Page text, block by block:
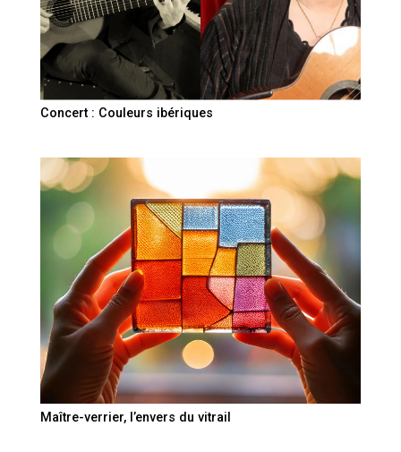
Concert : Couleurs ibériques
Maître-verrier, l’envers du vitrail